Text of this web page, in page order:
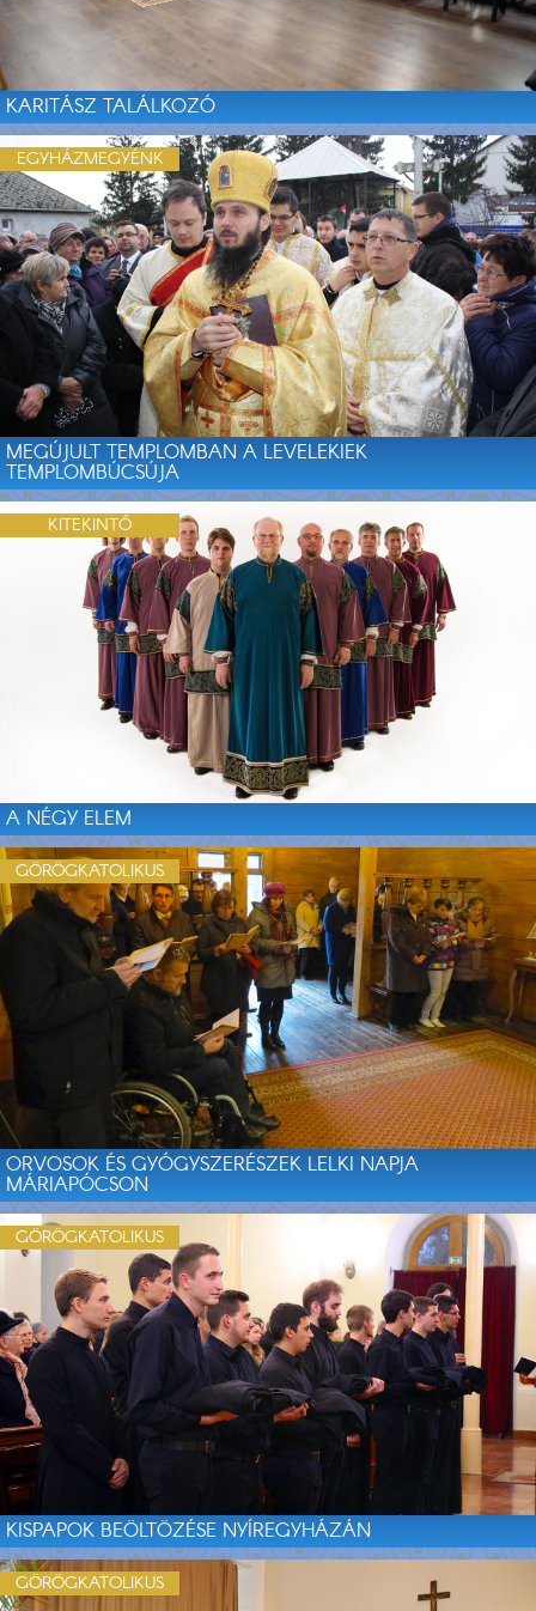
KARITÁSZ TALÁLKOZÓ
MEGÚJULT TEMPLOMBAN A LEVELEKIEK
TEMPLOMBÚCSÚJA
EGYHÁZMEGYÉNK
A NÉGY ELEM
KITEKINTŐ
ORVOSOK ÉS GYÓGYSZERÉSZEK LELKI NAPJA
MÁRIAPÓCSON
GÖRÖGKATOLIKUS
KISPAPOK BEÖLTÖZÉSE NYÍREGYHÁZÁN
GÖRÖGKATOLIKUS
GÖRÖGKATOLIKUS